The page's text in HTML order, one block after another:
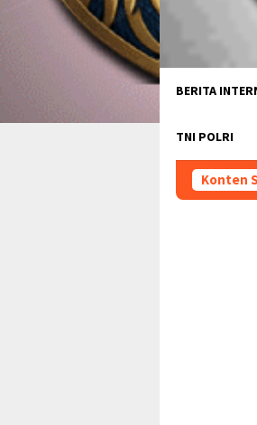
BERITA
TNI POLRI
Konten
Sampel Air Sungai